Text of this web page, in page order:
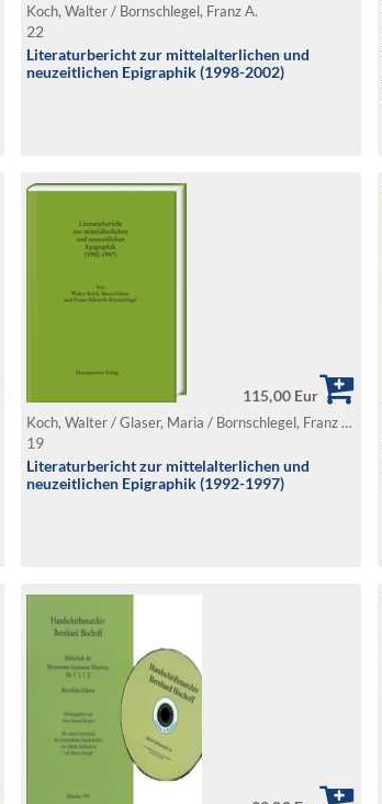
Koch, Walter / Bornschlegel, Franz A.
22
Literaturbericht zur mittelalterlichen und
neuzeitlichen Epigraphik (1998-2002)
115,00 Eur
Koch, Walter / Glaser, Maria / Bornschlegel, Franz A.
19
Literaturbericht zur mittelalterlichen und
neuzeitlichen Epigraphik (1992-1997)